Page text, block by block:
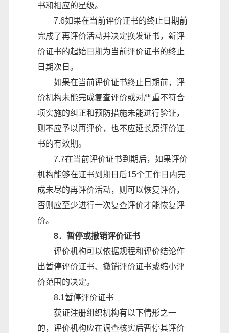
书和相应的星级。
7.6如果在当前评价证书的终止日期前
完成了再评价活动并决定换发证书，新评
价证书的起始日期为当前评价证书的终止
日期次日。
如果在当前评价证书终止日期前，评
价机构未能完成复查评价或对严重不符合
项实施的纠正和预防措施未能进行验证，
则不应予以再评价，也不应延长原评价证
书的有效期。
7.7在当前评价证书到期后，如果评价
机构能够在证书到期日后15个工作日内完
成未尽的再评价活动，则可以恢复评价，
否则应至少进行一次复查评价才能恢复评
价。
8．暂停或撤销评价证书
评价机构可以依据规程和评价结论作
出暂停评价证书、撤销评价证书或缩小评
价范围的决定。
8.1暂停评价证书
获证注册组织机构有以下情形之一
的，评价机构应在调查核实后暂停其评价